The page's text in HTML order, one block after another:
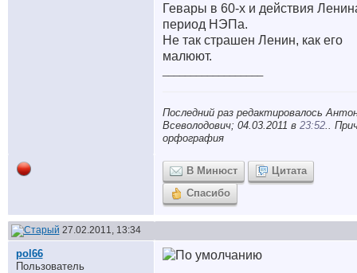
Гевары в 60-х и действия
период НЭПа.
Не так страшен Ленин, как его
малюют.
Последний раз редактировалось
Всеволодович; 04.03.2011 в 23:52..
орфография
В Минюст
Цитата
Спасибо
27.02.2011, 13:34
pol66
Пользователь